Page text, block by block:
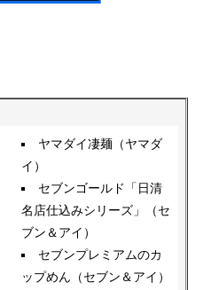
ヤマダイ凄麺（ヤマダ
イ）
セブンゴールド「日清
名店仕込みシリーズ」（セ
ブン＆アイ）
セブンプレミアムのカ
ップめん（セブン＆アイ）